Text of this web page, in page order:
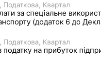
Податкова Квартал
за спеціальне
(додаток 6 до
Податкова Квартал
податку на прибуток